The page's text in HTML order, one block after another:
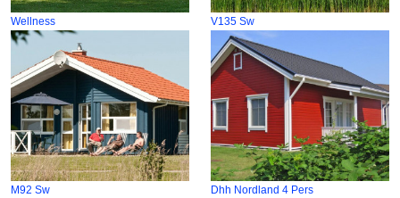
Wellness V135 Sw
M92 Sw Dhh Nordland 4 Pers